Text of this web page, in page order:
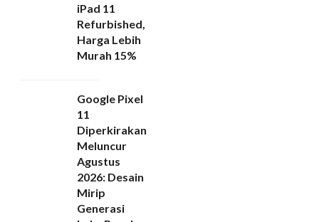
iPad 11
Refurbished,
Harga Lebih
Murah 15%
Google Pixel
11
Diperkirakan
Meluncur
Agustus
2026: Desain
Mirip
Generasi